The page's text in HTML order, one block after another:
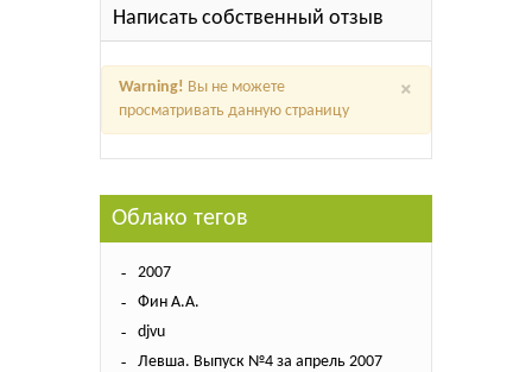
Написать собственный отзыв
×
Warning! Вы не можете
просматривать данную страницу
Облако тегов
2007
Фин А.А.
djvu
Левша. Выпуск №4 за апрель 2007